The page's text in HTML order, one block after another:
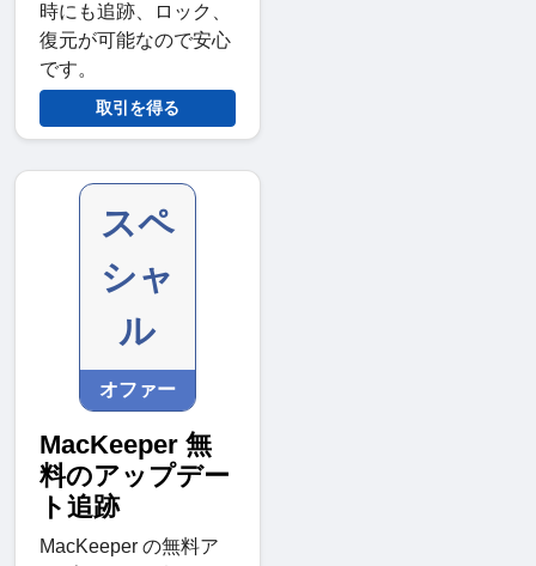
時にも追跡、ロック、
復元が可能なので安心
です。
取引を得る
スペ
シャ
ル
オファー
MacKeeper 無
料のアップデー
ト追跡
MacKeeper の無料ア